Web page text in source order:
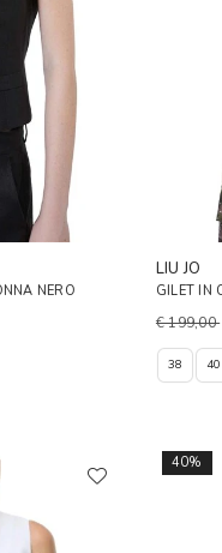
NERO
LIU JO
GILET IN
€ 199,00
38 40
40%